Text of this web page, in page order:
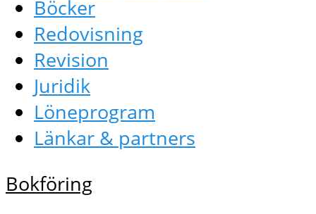
Böcker
Redovisning
Revision
Juridik
Löneprogram
Länkar & partners
Bokföring